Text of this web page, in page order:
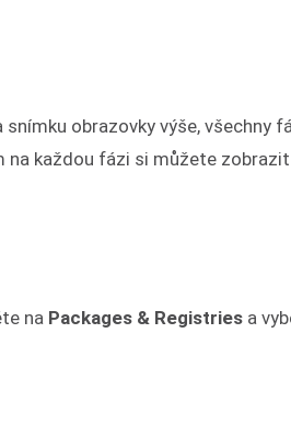
obrazovky výše, všechny
na každou fázi si můžete
na Packages & Registries a